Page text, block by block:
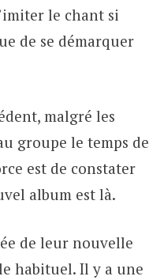
le chant si
de se démarquer
malgré les
groupe le temps de
est de constater
album est là.
de leur nouvelle
habituel. Il y a une